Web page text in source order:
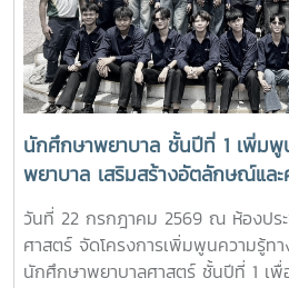
การฝึกงาน เพื่อสร้างแรงบันดาลใจ
Student Talkช่วงท้ายของกิจกรรม
ปฏิบัติการพยาบาล ตามกิจกรรม
ทดลองฝึกปฏิบัติทักษะทางการพยาบ
สัญญาณชีพ การช่วยฟื้นคืนชีพ
ทักษะการฉีดยาเบื้องต้นกับหุ่นจำลอง
อาจารย์และนักศึกษาพยาบาลคอยให้ค
บรรยากาศเต็มไปด้วยความอบอุ่น ส
นักเรียนให้ความสนใจเข้าร่วมกิจกรร
ถามแลกเปลี่ยนความคิดเห็นกับคณาจ
นักศึกษาพยาบาล ชั้นปีที่ 1 เพิ่มพู
พยาบาล เสริมสร้างอัตลักษณ์และ
สถาบัน ภายใต้รายวิชา แม่โจ้วิถีใหม่
วันที่ 22 กรกฎาคม 2569 ณ ห้องปร
ศาสตร์ จัดโครงการเพิ่มพูนความรู้ท
นักศึกษาพยาบาลศาสตร์ ชั้นปีที่ 1 เพื่